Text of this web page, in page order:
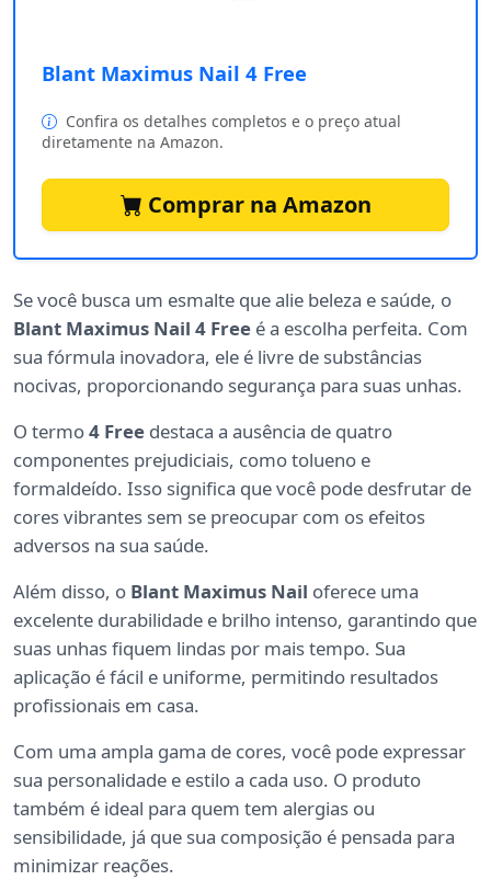
Blant Maximus Nail 4 Free
Confira os detalhes completos e o preço atual
diretamente na Amazon.
Comprar na Amazon
Se você busca um esmalte que alie beleza e saúde, o
Blant Maximus Nail 4 Free é a escolha perfeita. Com
sua fórmula inovadora, ele é livre de substâncias
nocivas, proporcionando segurança para suas unhas.
O termo4 Free destaca a ausência de quatro
componentes prejudiciais, como tolueno e
formaldeído. Isso significa que você pode desfrutar de
cores vibrantes sem se preocupar com os efeitos
adversos na sua saúde.
Além disso, o Blant Maximus Nail oferece uma
excelente durabilidade e brilho intenso, garantindo que
suas unhas fiquem lindas por mais tempo. Sua
aplicação é fácil e uniforme, permitindo resultados
profissionais em casa.
Com uma ampla gama de cores, você pode expressar
sua personalidade e estilo a cada uso. O produto
também é ideal para quem tem alergias ou
sensibilidade, já que sua composição é pensada para
minimizar reações.